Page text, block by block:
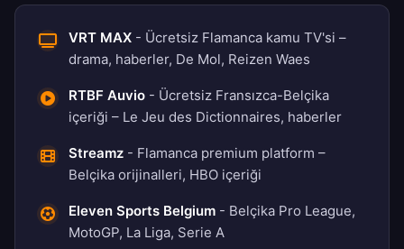
VRT MAX - Ücretsiz Flamanca kamu TV'si –
drama, haberler, De Mol, Reizen Waes
RTBF Auvio - Ücretsiz Fransızca-Belçika
içeriği – Le Jeu des Dictionnaires, haberler
Streamz - Flamanca premium platform –
Belçika orijinalleri, HBO içeriği
Eleven Sports Belgium - Belçika Pro League,
MotoGP, La Liga, Serie A